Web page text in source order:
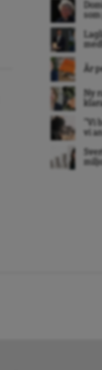
som
Är
Ny
”Vi
vi